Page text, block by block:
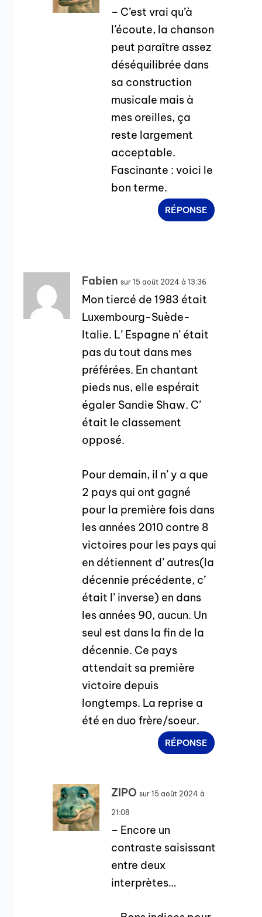
– C’est vrai qu’à
l’écoute, la chanson
peut paraître assez
déséquilibrée dans
sa construction
musicale mais à
mes oreilles, ça
reste largement
acceptable.
Fascinante : voici le
bon terme.
RÉPONSE
Fabien sur 15 août 2024 à 13:36
Mon tiercé de 1983 était
Luxembourg-Suède-
Italie. L’ Espagne n’ était
pas du tout dans mes
préférées. En chantant
pieds nus, elle espérait
égaler Sandie Shaw. C’
était le classement
opposé.
Pour demain, il n’ y a que
2 pays qui ont gagné
pour la première fois dans
les années 2010 contre 8
victoires pour les pays qui
en détiennent d’ autres(la
décennie précédente, c’
était l’ inverse) en dans
les années 90, aucun. Un
seul est dans la fin de la
décennie. Ce pays
attendait sa première
victoire depuis
longtemps. La reprise a
été en duo frère/soeur.
RÉPONSE
ZIPO sur 15 août 2024 à
21:08
– Encore un
contraste saisissant
entre deux
interprètes…